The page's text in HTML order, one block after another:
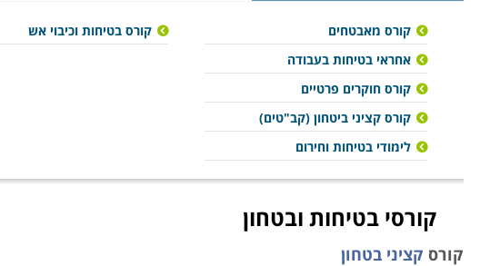
קורס מאבטחים
אחראי בטיחות בעבודה
קורס חוקרים פרטיים
קורס קציני ביטחון (קב"טים)
לימודי בטיחות וחירום
קורס בטיחות וכיבוי אש
קורסי בטיחות ובטחון
קורס קציני בטחון